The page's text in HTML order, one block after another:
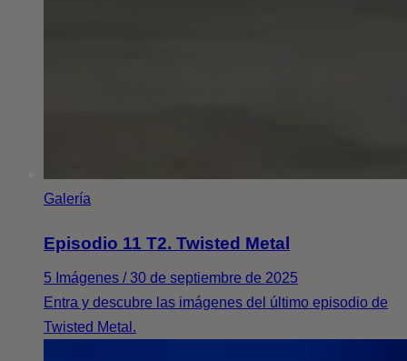
Galería
Episodio 11 T2. Twisted Metal
5 Imágenes / 30 de septiembre de 2025
Entra y descubre las imágenes del último episodio de
Twisted Metal.